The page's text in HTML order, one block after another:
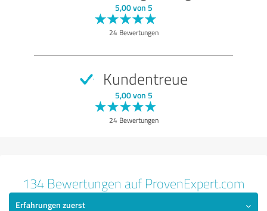
5,00 von 5
24 Bewertungen
Kundentreue
5,00 von 5
24 Bewertungen
134 Bewertungen auf ProvenExpert.com
Erfahrungen zuerst